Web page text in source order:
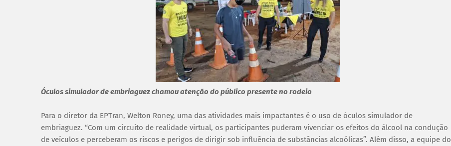
Óculos simulador de embriaguez chamou atenção do público presente no rodeio
Para o diretor da EPTran, Welton Roney, uma das atividades mais impactantes é o uso de óculos simulador de
embriaguez. “Com um circuito de realidade virtual, os participantes puderam vivenciar os efeitos do álcool na condução
de veículos e perceberam os riscos e perigos de dirigir sob influência de substâncias alcoólicas”. Além disso, a equipe do